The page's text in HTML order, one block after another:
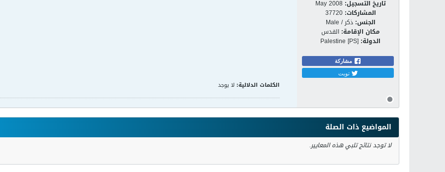
تاريخ التسجيل: May 2008
المشاركات: 37720
الجنس: ذكر / Male
مكان الإقامة: القدس
الدولة: Palestine [PS]
مشاركة
تويت
الكلمات الدلالية: لا يوجد
المواضيع ذات الصلة
لا توجد نتائج تلبي هذه المعايير.